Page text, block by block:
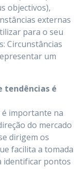
objectivos),
externas
para o seu
Circunstâncias
um
tendências é
é importante na
do mercado
dirigem os
facilita a tomada
identificar pontos